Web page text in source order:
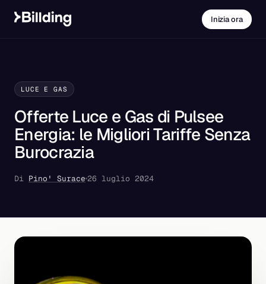
Inizia ora
LUCE E GAS
Offerte Luce e Gas di Pulsee
Energia: le Migliori Tariffe Senza
Burocrazia
Di Pino' Surace 26 luglio 2024